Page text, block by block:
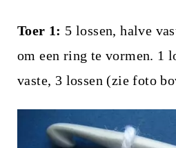
Toer 1: 5 lossen, halve
om een ring te vormen. 1
vaste, 3 lossen (zie foto